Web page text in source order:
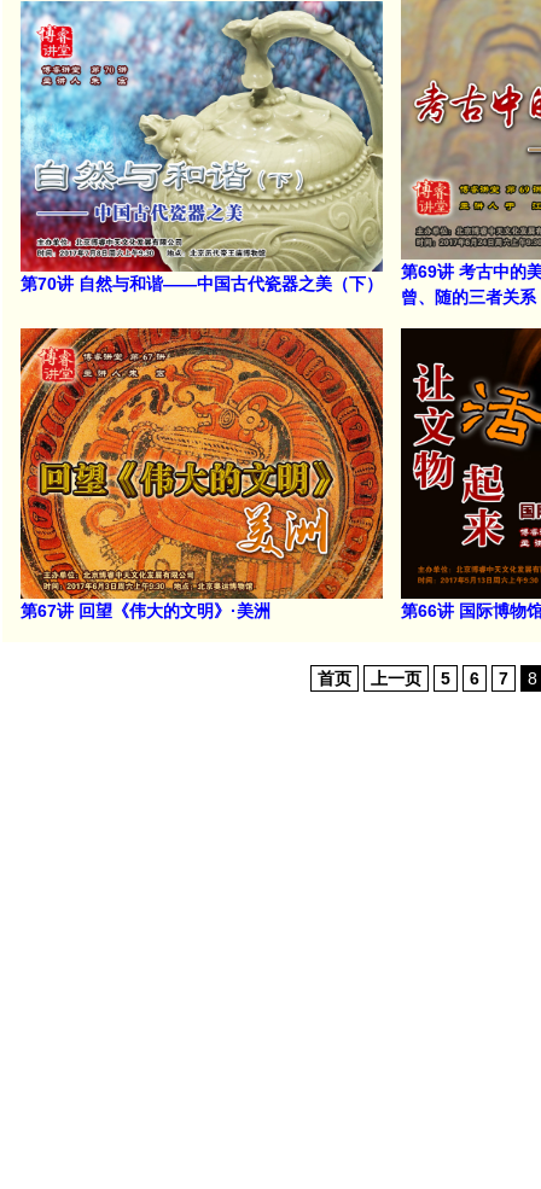
第70讲 自然与和谐——中国古代瓷器之美（下）
第69讲 考古中的
曾、随的三者关系
第67讲 回望《伟大的文明》·美洲 第66讲 国际博物
首页 上一页 5 6 7 8